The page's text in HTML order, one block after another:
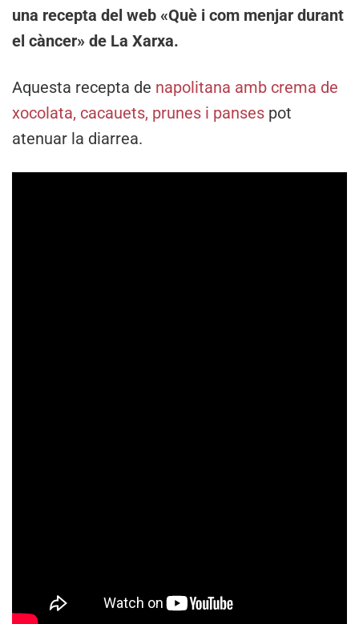
una recepta del web «Què i com menjar durant
el càncer» de La Xarxa.
Aquesta recepta de napolitana amb crema de
xocolata, cacauets, prunes i panses pot
atenuar la diarrea.